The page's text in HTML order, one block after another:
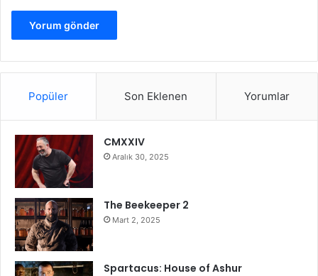
Popüler Son Eklenen Yorumlar
CMXXIV
Aralık 30, 2025
The Beekeeper 2
Mart 2, 2025
Spartacus: House of Ashur